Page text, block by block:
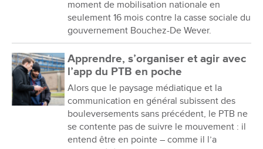
moment de mobilisation nationale en
seulement 16 mois contre la casse sociale du
gouvernement Bouchez-De Wever.
Apprendre, s’organiser et agir avec
l’app du PTB en poche
Alors que le paysage médiatique et la
communication en général subissent des
bouleversements sans précédent, le PTB ne
se contente pas de suivre le mouvement : il
entend être en pointe – comme il l’a